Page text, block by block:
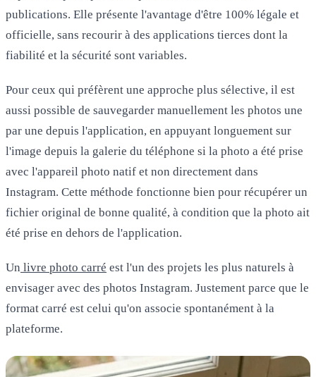
publications. Elle présente l'avantage d'être 100% légale et
officielle, sans recourir à des applications tierces dont la
fiabilité et la sécurité sont variables.
Pour ceux qui préfèrent une approche plus sélective, il est
aussi possible de sauvegarder manuellement les photos une
par une depuis l'application, en appuyant longuement sur
l'image depuis la galerie du téléphone si la photo a été prise
avec l'appareil photo natif et non directement dans
Instagram. Cette méthode fonctionne bien pour récupérer un
fichier original de bonne qualité, à condition que la photo ait
été prise en dehors de l'application.
Un livre photo carré est l'un des projets les plus naturels à
envisager avec des photos Instagram. Justement parce que le
format carré est celui qu'on associe spontanément à la
plateforme.